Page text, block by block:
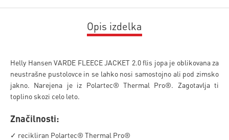
Opis izdelka
Helly Hansen VARDE FLEECE JACKET 2.0 flis jopa je oblikovana za
neustrašne pustolovce in se lahko nosi samostojno ali pod zimsko
jakno. Narejena je iz Polartec® Thermal Pro®. Zagotavlja ti
toplino skozi celo leto.
Značilnosti:
✓ recikliran Polartec® Thermal Pro®